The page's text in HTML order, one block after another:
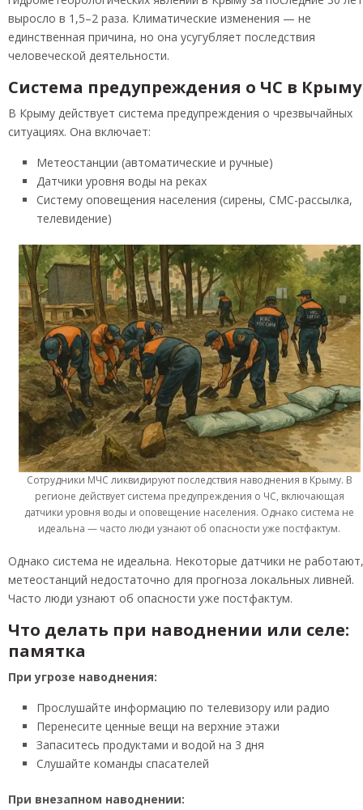
выросло в 1,5–2 раза. Климатические изменения — не
единственная причина, но она усугубляет последствия
человеческой деятельности.
Система предупреждения о ЧС в Крыму
В Крыму действует система предупреждения о чрезвычайных
ситуациях. Она включает:
Метеостанции (автоматические и ручные)
Датчики уровня воды на реках
Систему оповещения населения (сирены, СМС-рассылка,
телевидение)
Сотрудники МЧС ликвидируют последствия наводнения в Крыму. В
регионе действует система предупреждения о ЧС, включающая
датчики уровня воды и оповещение населения. Однако система не
идеальна — часто люди узнают об опасности уже постфактум.
Однако система не идеальна. Некоторые датчики не работают,
метеостанций недостаточно для прогноза локальных ливней.
Часто люди узнают об опасности уже постфактум.
Что делать при наводнении или селе:
памятка
При угрозе наводнения:
Прослушайте информацию по телевизору или радио
Перенесите ценные вещи на верхние этажи
Запаситесь продуктами и водой на 3 дня
Слушайте команды спасателей
При внезапном наводнении: